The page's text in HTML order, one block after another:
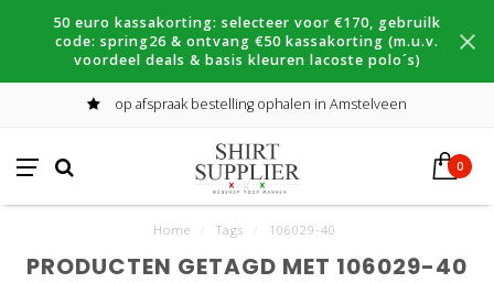
50 euro kassakorting: selecteer voor €170, gebruilk
code: spring26 & ontvang €50 kassakorting (m.u.v.
voordeel deals & basis kleuren lacoste polo´s)
op afspraak bestelling ophalen in Amstelveen
0
Home Tags 106029-40
PRODUCTEN GETAGD MET 106029-40